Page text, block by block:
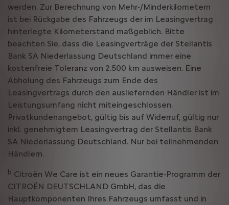
werden. Zur Berechnung von Mehr-/Minderkilometern
ist bei Rückgabe des Fahrzeugs der im Leasingvertrag
hinterlegte Kilometerstand maßgeblich. Bitte
beachten Sie, dass die Leasingverträge der Stellantis
Bank SA Niederlassung Deutschland immer eine
kostenfreie Toleranz von 2.500 km ausweisen. Eine
Abholung des Fahrzeugs zum Ende des
Leasingvertrags durch den ausliefernden Händler ist im
Leistungsumfang nicht miteingeschlossen.
Privatkundenangebot, gültig bis auf Widerruf, gültig nur
inkl. genehmigtem Leasingvertrag der Stellantis Bank
SA Niederlassung Deutschland. Nur bei teilnehmenden
Händlern.
b Citroën We Care ist ein neues Garantie-Programm der
CITROËN DEUTSCHLAND GmbH, das die
Hauptkomponenten Ihres Fahrzeugs umfasst und in